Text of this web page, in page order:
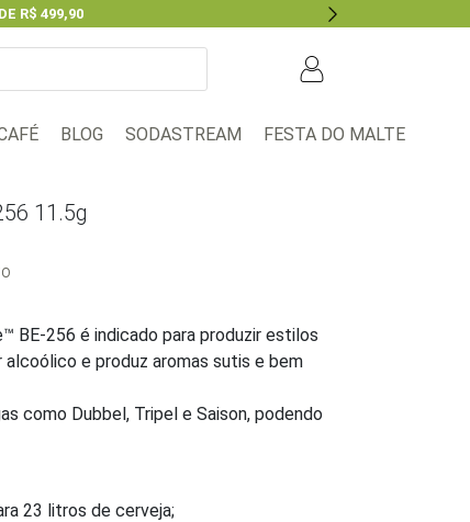
R$ 499,90
Next
BLOG SODASTREAM FESTA DO MALTE
11.5g
BE-256 é indicado para produzir estilos
e produz aromas sutis e bem
como Dubbel, Tripel e Saison, podendo
23 litros de cerveja;